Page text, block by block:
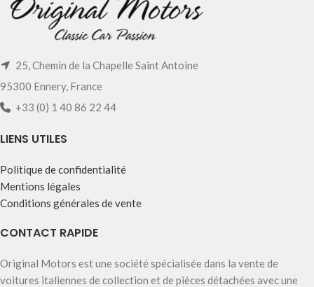
25, Chemin de la Chapelle Saint Antoine
95300 Ennery, France
+33 (0) 1 40 86 22 44
LIENS UTILES
Politique de confidentialité
Mentions légales
Conditions générales de vente
CONTACT RAPIDE
Original Motors est une société spécialisée dans la vente de
voitures italiennes de collection et de pièces détachées avec une